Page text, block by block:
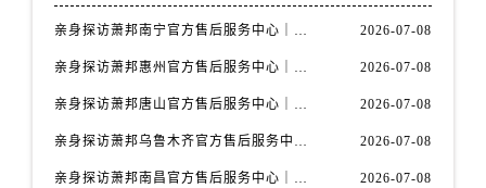
亲身探访萧邦南宁官方售后服务中心｜网点地址与电话（2026年7月最新） 2026-07-08
亲身探访萧邦惠州官方售后服务中心｜网点地址及热线（2026年7月最新） 2026-07-08
亲身探访萧邦唐山官方售后服务中心｜全新地址及服务热线（2026年7月最新） 2026-07-08
亲身探访萧邦乌鲁木齐官方售后服务中心｜网点地址与服务热线（2026年7月最新） 2026-07-08
亲身探访萧邦南昌官方售后服务中心｜详细地址及客服热线（2026年7月最新） 2026-07-08